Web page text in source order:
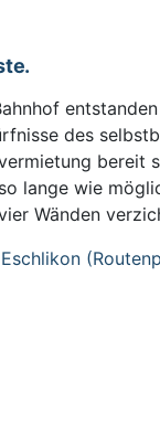
entstanden
des
bereit
lange wie
Wänden